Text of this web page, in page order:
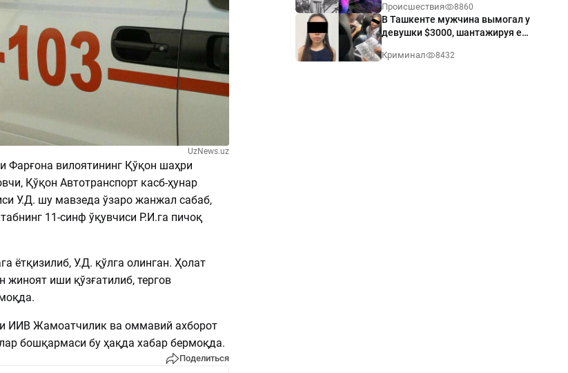
UzNews.uz
Фарғона вилоятининг Қўқон шаҳри
Қўқон Автотранспорт касб-ҳунар
У.Д. шу мавзеда ўзаро жанжал сабаб,
11-синф ўқувчиси Р.И.га пичоқ
ётқизилиб, У.Д. қўлга олинган. Ҳолат
жиноят иши қўзғатилиб, тергов
ИИВ Жамоатчилик ва оммавий ахборот
бошқармаси бу ҳақда хабар бермоқда.
Поделиться
Происшествия 8860
В Ташкенте мужчина вымогал у
девушки $3000, шантажируя её
Криминал 8432